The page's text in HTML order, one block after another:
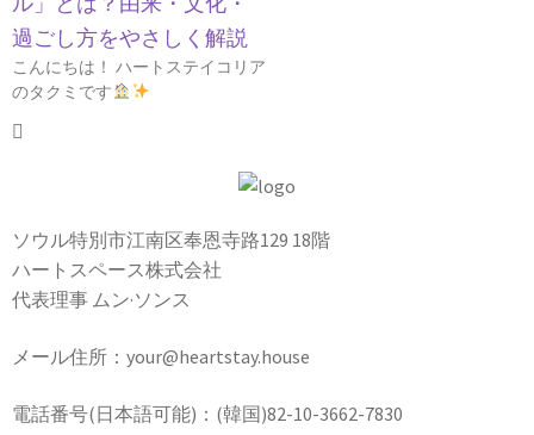
過ごし方をやさしく解説
こんにちは！ ハートステイコリア
のタクミです
ソウル特別市江南区奉恩寺路129 18階
ハートスペース株式会社
代表理事 ムン·ソンス
メール住所：your@heartstay.house
電話番号(日本語可能)：(韓国)82-10-3662-7830